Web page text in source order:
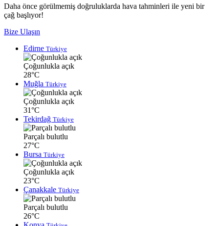
Daha önce görülmemiş doğruluklarda hava tahminleri ile yeni bir
çağ başlıyor!
Bize Ulaşın
Edirne Türkiye
Çoğunlukla açık
28°C
Muğla Türkiye
Çoğunlukla açık
31°C
Tekirdağ Türkiye
Parçalı bulutlu
27°C
Bursa Türkiye
Çoğunlukla açık
23°C
Çanakkale Türkiye
Parçalı bulutlu
26°C